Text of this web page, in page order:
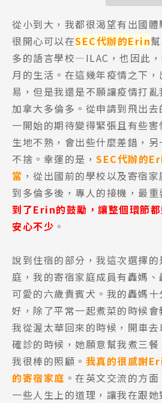
從小到大，我都很渴望有出國
很開心可以在SEC代辦的Erin
多的語言學校—ILAC，也因此
月的生活。在這幾年疫情之下
易，但是我還是不願讓疫情打
加拿大多倫多。從申請到飛出
一開始的期待變得緊張且有些
生地不熟，會出些什麼差錯，
不捨。幸運的是， SEC代辦的
當 ，從出國前的學校以及寄宿
到多倫多後，專人的接機，最重
到了Erin的鼓勵，讓整個環節
安心不少 。
說到住宿的部分，我這次選擇
庭，我的寄宿家庭成員有轟媽
可愛的六歲貴賓犬。我的轟媽
好，除了平常一起煮菜的時候
我從渥太華回來的時候，開車
確診的時候，她願意幫我煮三
我很棒的照顧。 我真的很感謝
的寄宿家庭 。在英文交流的方
一些人生上的道理，讓我在跟她